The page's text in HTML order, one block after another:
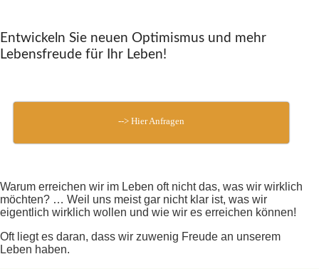
Entwickeln Sie neuen Optimismus und mehr
Lebensfreude für Ihr Leben!
--> Hier Anfragen
Warum erreichen wir im Leben oft nicht das, was wir wirklich
möchten? … Weil uns meist gar nicht klar ist, was wir
eigentlich wirklich wollen und wie wir es erreichen können!
Oft liegt es daran, dass wir zuwenig Freude an unserem
Leben haben.